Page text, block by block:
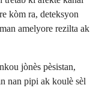
kòm ra, deteksyon
amelyore rezilta ak
jònès pèsistan,
nan pipi ak koulè sèl